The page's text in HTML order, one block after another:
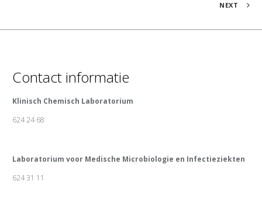
NEXT
Contact informatie
Klinisch Chemisch Laboratorium
624 24 68
Laboratorium voor Medische Microbiologie en Infectieziekten
624 31 11